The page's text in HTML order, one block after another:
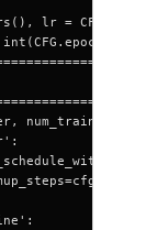
lr =
*